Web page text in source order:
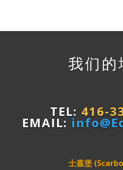
我们的
TEL: 416-
EMAIL:
士嘉堡